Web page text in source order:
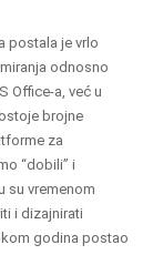
postala je vrlo
odnosno
Office-a, već u
brojne
za
“dobili” i
su vremenom
i dizajnirati
godina postao